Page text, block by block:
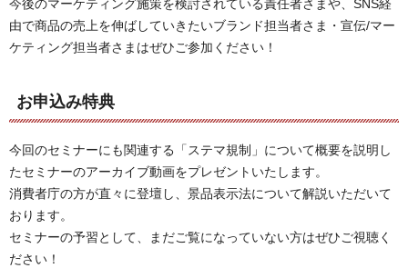
今後のマーケティング施策を検討されている責任者さまや、SNS経
由で商品の売上を伸ばしていきたいブランド担当者さま・宣伝/マー
ケティング担当者さまはぜひご参加ください！
お申込み特典
今回のセミナーにも関連する「ステマ規制」について概要を説明し
たセミナーのアーカイブ動画をプレゼントいたします。
消費者庁の方が直々に登壇し、景品表示法について解説いただいて
おります。
セミナーの予習として、まだご覧になっていない方はぜひご視聴く
ださい！